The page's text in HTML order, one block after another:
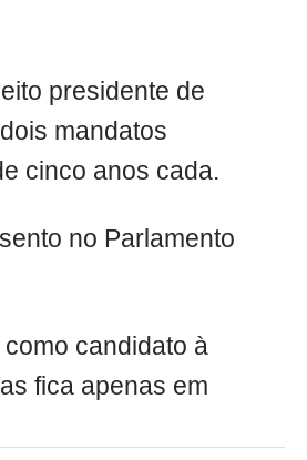
presidente de
mandatos
cinco anos cada.
no Parlamento
candidato à
fica apenas em